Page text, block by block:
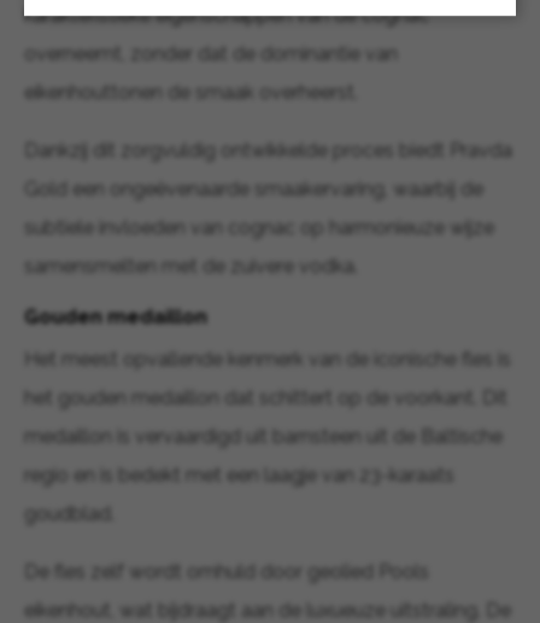
karakteristieke eigenschappen van de cognac
overneemt, zonder dat de dominantie van
eikenhouttonen de smaak overheerst.
Dankzij dit zorgvuldig ontwikkelde proces biedt Pravda
Gold een ongeëvenaarde smaakervaring, waarbij de
subtiele invloeden van cognac op harmonieuze wijze
samensmelten met de zuivere vodka.
Gouden medaillon
Het meest opvallende kenmerk van de iconische fles is
het gouden medaillon dat schittert op de voorkant. Dit
medaillon is vervaardigd uit barnsteen uit de Baltische
regio en is bedekt met een laagje van 23-karaats
goudblad.
De fles zelf wordt omhuld door geolied Pools
eikenhout, wat bijdraagt aan de luxueuze uitstraling. De